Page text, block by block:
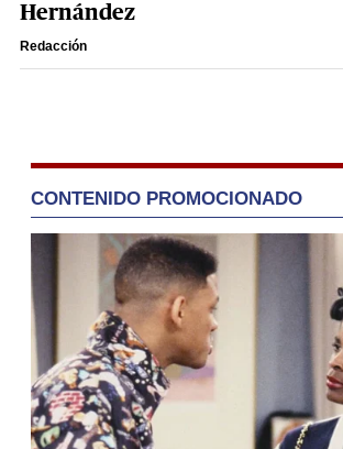
Hernández
Redacción
CONTENIDO PROMOCIONADO